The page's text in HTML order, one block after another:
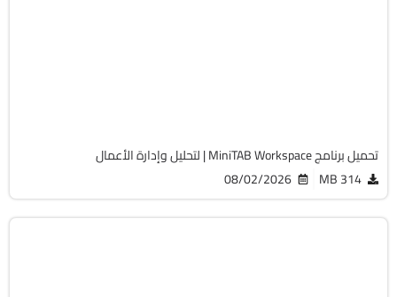
تحميل برنامج MiniTAB Workspace | لتحليل وإدارة الأعمال
314 MB
08/02/2026